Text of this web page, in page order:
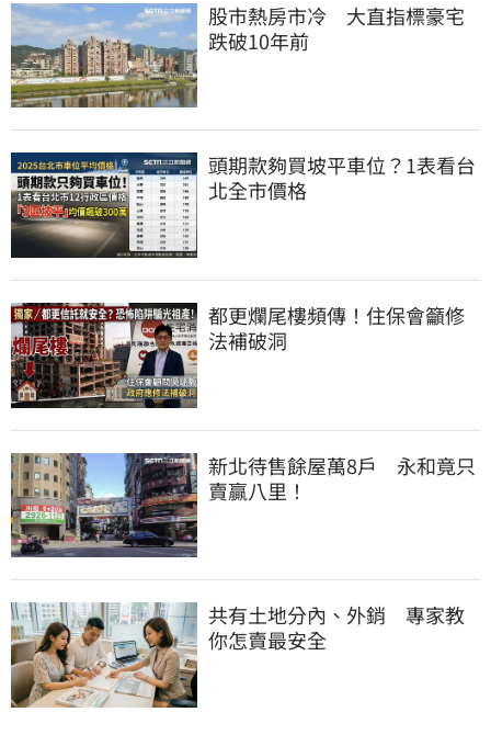
股市熱房市冷　大直指標豪宅
跌破10年前
頭期款夠買坡平車位？1表看台
北全市價格
都更爛尾樓頻傳！住保會籲修
法補破洞
新北待售餘屋萬8戶　永和竟只
賣贏八里！
共有土地分內、外銷　專家教
你怎賣最安全